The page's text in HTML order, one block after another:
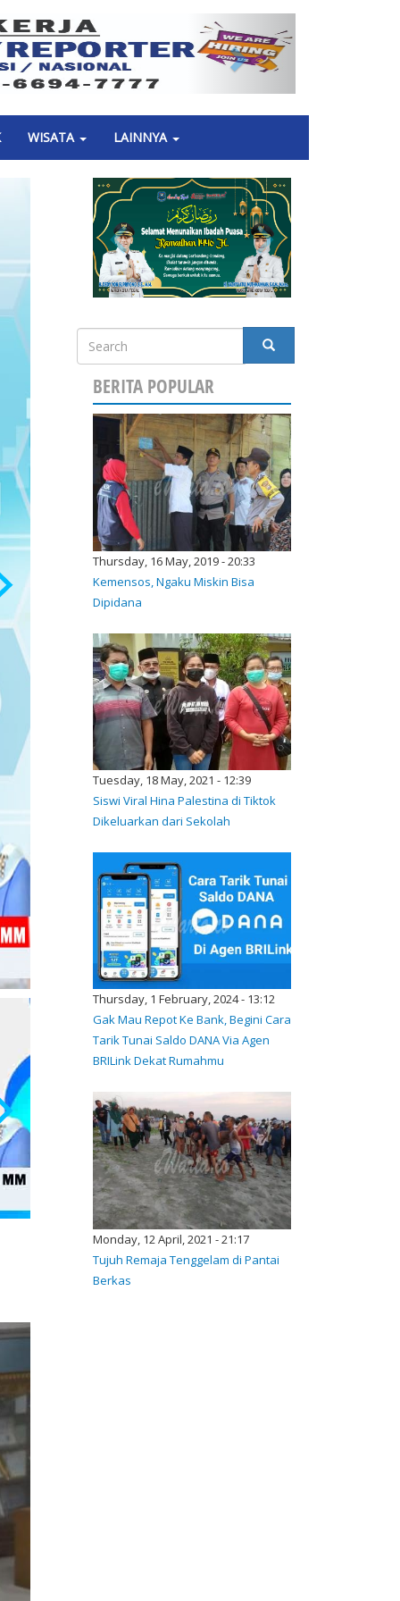
Next
WISATA LAINNYA
Search
SEARCH
BERITA POPULAR
Thursday, 16 May, 2019 - 20:33
Kemensos, Ngaku Miskin Bisa
Dipidana
Tuesday, 18 May, 2021 - 12:39
Siswi Viral Hina Palestina di Tiktok
Dikeluarkan dari Sekolah
Thursday, 1 February, 2024 - 13:12
Gak Mau Repot Ke Bank, Begini Cara
Tarik Tunai Saldo DANA Via Agen
BRILink Dekat Rumahmu
Monday, 12 April, 2021 - 21:17
Tujuh Remaja Tenggelam di Pantai
Berkas